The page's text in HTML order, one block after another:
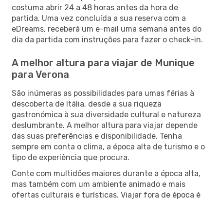
costuma abrir 24 a 48 horas antes da hora de
partida. Uma vez concluída a sua reserva com a
eDreams, receberá um e-mail uma semana antes do
dia da partida com instruções para fazer o check-in.
A melhor altura para viajar de Munique
para Verona
São inúmeras as possibilidades para umas férias à
descoberta de Itália, desde a sua riqueza
gastronómica à sua diversidade cultural e natureza
deslumbrante. A melhor altura para viajar depende
das suas preferências e disponibilidade. Tenha
sempre em conta o clima, a época alta de turismo e o
tipo de experiência que procura.
Conte com multidões maiores durante a época alta,
mas também com um ambiente animado e mais
ofertas culturais e turísticas. Viajar fora de época é